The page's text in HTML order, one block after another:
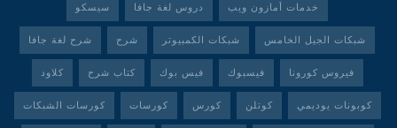
خدمات أمازون ويب دروس لغة جافا سيسكو
شبكات الجيل الخامس شبكات الكمبيوتر شرح شرح لغة جافا
فيروس كورونا فيسبوك فيس بوك كتاب شرح كلاود
كوبونات يوديمي كوتلن كورس كورسات كورسات الشبكات